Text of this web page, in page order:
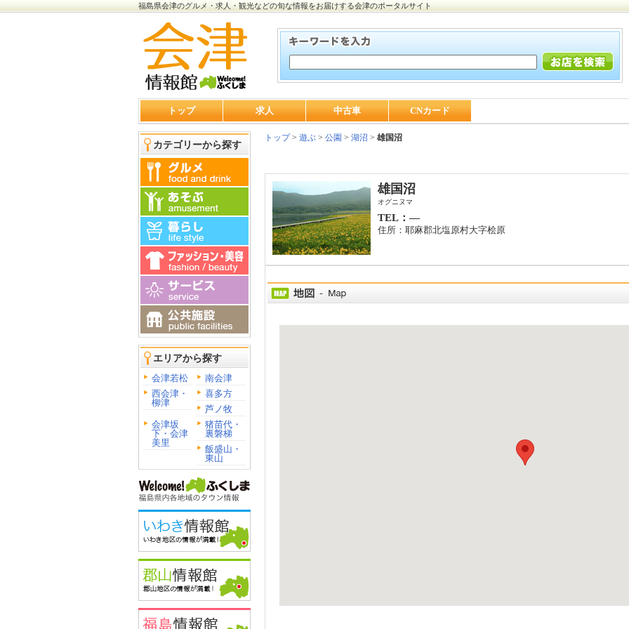
福島県会津のグルメ・求人・観光などの旬な情報をお届けする会津のポータルサイト
トップ 求人 中古車 CNカード
カテゴリーから探す
エリアから探す
会津若松
南会津
西会津・
柳津
喜多方
芦ノ牧
会津坂
下・会津
美里
猪苗代・
裏磐梯
飯盛山・
東山
トップ> 遊ぶ > 公園 > 湖沼 > 雄国沼
雄国沼
オグニヌマ
TEL：―
住所：耶麻郡北塩原村大字桧原